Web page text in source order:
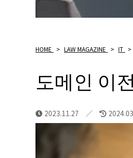
HOME > LAW MAGAZINE > IT >
도메인 이
2023.11.27